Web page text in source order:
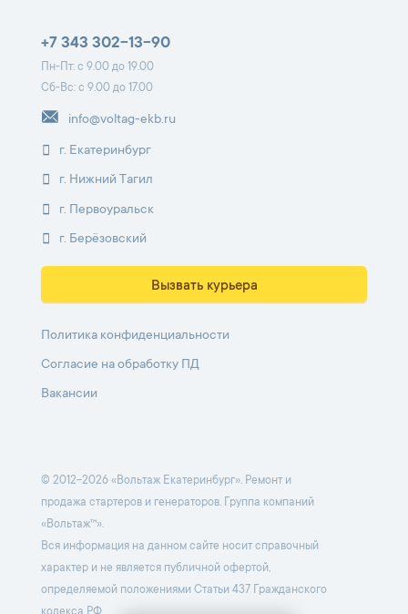
+7 343 302-13-90
Пн-Пт: с 9.00 до 19.00
Сб-Вс: с 9.00 до 17.00
info@voltag-ekb.ru
г. Екатеринбург
г. Нижний Тагил
г. Первоуральск
г. Берёзовский
Вызвать курьера
Политика конфиденциальности
Согласие на обработку ПД
Вакансии
© 2012-2026 «Вольтаж Екатеринбург». Ремонт и
продажа стартеров и генераторов. Группа компаний
«Вольтаж™».
Вся информация на данном сайте носит справочный
характер и не является публичной офертой,
определяемой положениями Статьи 437 Гражданского